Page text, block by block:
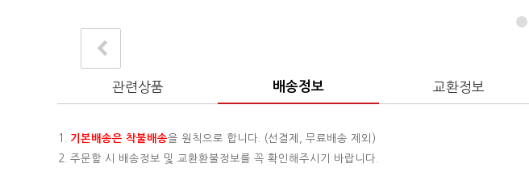
관련상품 배송정보 교환정보
1. 기본배송은 착불배송을 원칙으로 합니다. (선결제, 무료배송 제외)
2. 주문할 시 배송정보 및 교환환불정보를 꼭 확인해주시기 바랍니다.